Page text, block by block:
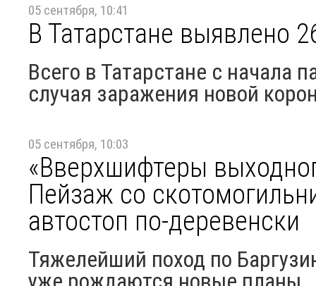
05 сентября, 10:41
В Татарстане выявлено
Всего в Татарстане с начала
случая заражения новой
05 сентября, 10:03
«Вверхшифтеры
Пейзаж со
автостоп по-деревенски
Тяжелейший поход по